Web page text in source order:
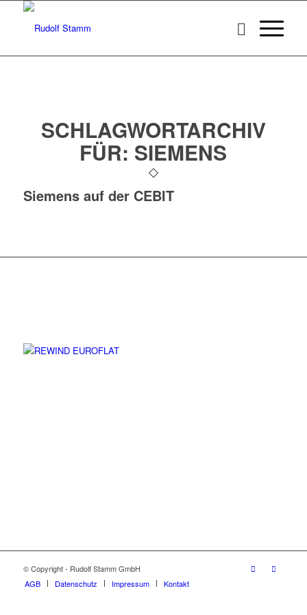
SCHLAGWORTARCHIV
FÜR: SIEMENS
Siemens auf der CEBIT
© Copyright - Rudolf Stamm GmbH
AGB
Datenschutz Impressum Kontakt